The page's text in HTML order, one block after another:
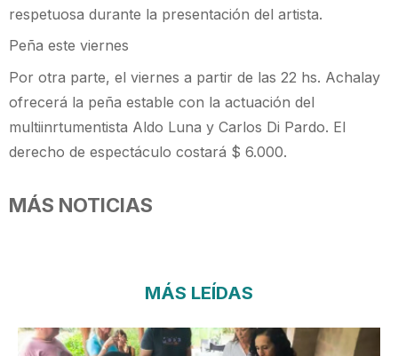
respetuosa durante la presentación del artista.
Peña este viernes
Por otra parte, el viernes a partir de las 22 hs. Achalay
ofrecerá la peña estable con la actuación del
multiinrtumentista Aldo Luna y Carlos Di Pardo. El
derecho de espectáculo costará $ 6.000.
MÁS NOTICIAS
MÁS LEÍDAS